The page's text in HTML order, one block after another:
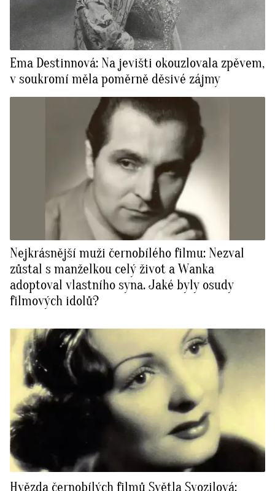
Ema Destinnová: Na jevišti okouzlovala zpěvem,
v soukromí měla poměrně děsivé zájmy
Nejkrásnější muži černobílého filmu: Nezval
zůstal s manželkou celý život a Wanka
adoptoval vlastního syna. Jaké byly osudy
filmových idolů?
Hvězda černobílých filmů Světla Svozilová: